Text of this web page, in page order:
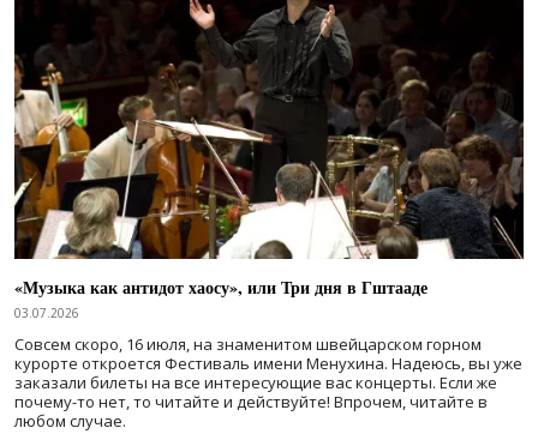
«Музыка как антидот хаосу», или Три дня в Гштааде
03.07.2026
Совсем скоро, 16 июля, на знаменитом швейцарском горном
курорте откроется Фестиваль имени Менухина. Надеюсь, вы уже
заказали билеты на все интересующие вас концерты. Если же
почему-то нет, то читайте и действуйте! Впрочем, читайте в
любом случае.